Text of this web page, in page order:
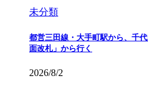
未分類
都営三田線・大手町駅から、千
面改札」から行く
2026/8/2